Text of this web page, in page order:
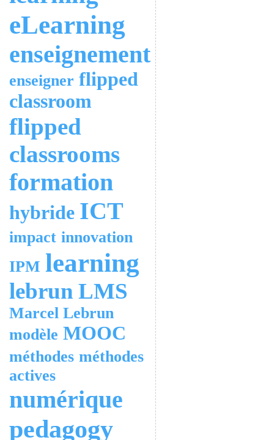
eLearning
enseignement
enseigner flipped
classroom
flipped
classrooms
formation
hybride ICT
impact innovation
IPM learning
lebrun LMS
Marcel Lebrun
modèle MOOC
méthodes méthodes
actives
numérique
pedagogy